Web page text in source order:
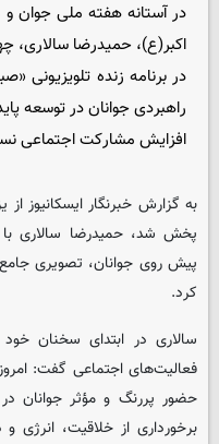
در آستانه هفته ملی جوان
اکبر(ع)، حمیدرضا سالاری،
در برنامه زنده تلویزیونی
راهبردی جوانان در توسعه
افزایش مشارکت اجتماعی
به گزارش خبرنگار ایسکانیوزاز
پخش شد، حمیدرضا سالاری
پیش روی جوانان، تصویری جامع
کرد.
سالاری در ابتدای سخنان
فعالیت‌های اجتماعی گفت:
حضور پررنگ و مؤثر جوانان
برخورداری از خلاقیت، انرژی و